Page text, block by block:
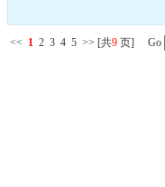
<< 1 2 3 4 5 >> [共9 页] Go